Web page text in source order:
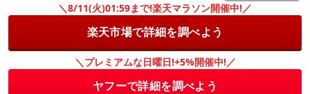
＼8/11(火)01:59まで!楽天マラソン開催中!／
楽天市場で詳細を調べよう
＼プレミアムな日曜日!+5%開催中!／
ヤフーで詳細を調べよう